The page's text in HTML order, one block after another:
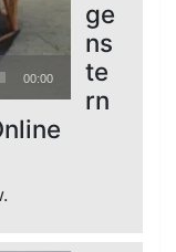
00:00
ge
ns
te
rn